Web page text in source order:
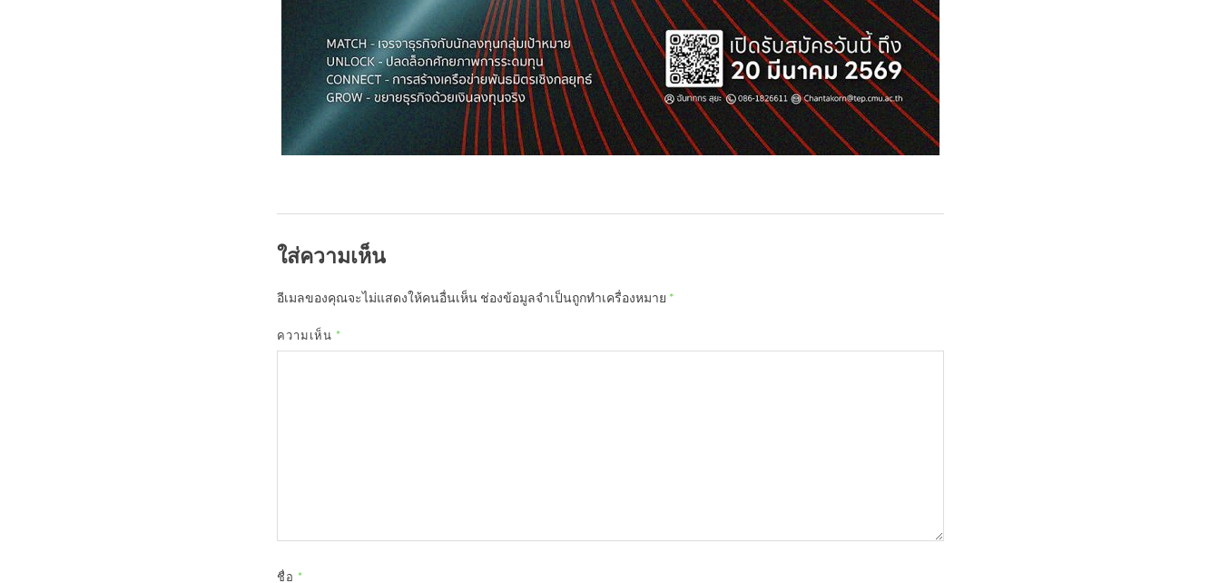
ใส่ความเห็น
อีเมลของคุณจะไม่แสดงให้คนอื่นเห็น ช่องข้อมูลจำเป็นถูกทำเครื่องหมาย *
ความเห็น *
ชื่อ *